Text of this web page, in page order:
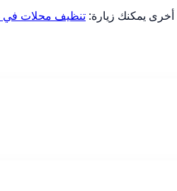
يمكنك زيارة: تنظيف محلات في